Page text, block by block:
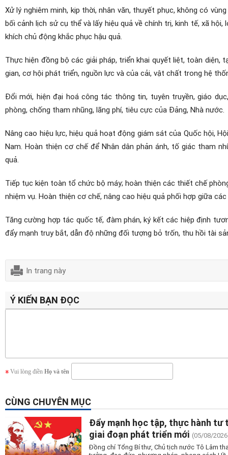
Xử lý nghiêm minh, kịp thời, nhân văn, thuyết phục, không có
bối cảnh lịch sử cụ thể và lấy hiệu quả về chính trị, kinh tế, xã
khích chủ động khắc phục hậu quả.
Thực hiện đồng bộ các giải pháp, triển khai quyết liệt, toàn
gian, cơ hội phát triển, nguồn lực và của cải, vật chất trong hệ
Đổi mới, hiện đại hoá công tác thông tin, tuyên truyền, giáo
phòng, chống tham nhũng, lãng phí, tiêu cực của Đảng, Nhà nước.
Nâng cao hiệu lực, hiệu quả hoạt động giám sát của Quốc hội,
Nam. Hoàn thiện cơ chế để Nhân dân phản ánh, tố giác tham
quả.
Tiếp tục kiện toàn tổ chức bộ máy; hoàn thiện các thiết chế
nhiệm vụ. Hoàn thiện cơ chế, nâng cao hiệu quả phối hợp giữa
Tăng cường hợp tác quốc tế, đàm phán, ký kết các hiệp định
đẩy mạnh truy bắt, dẫn độ những đối tượng bỏ trốn, thu hồi tài
In trang này
Ý KIẾN BẠN ĐỌC
Vui lòng điền Họ và tên
CÙNG CHUYÊN MỤC
Đẩy mạnh học tập, thực hành tư
giai đoạn phát triển mới (05/08/
Đồng chí Tổng Bí thư, Chủ tịch nước Tô Lâm